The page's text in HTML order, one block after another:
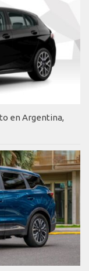
en Argentina,